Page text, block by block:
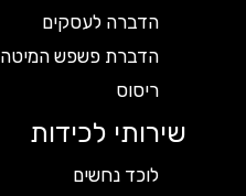
הדברה לעסקים
הדברת פשפש המיטה
ריסוס
שירותי לכידות
לוכד נחשים